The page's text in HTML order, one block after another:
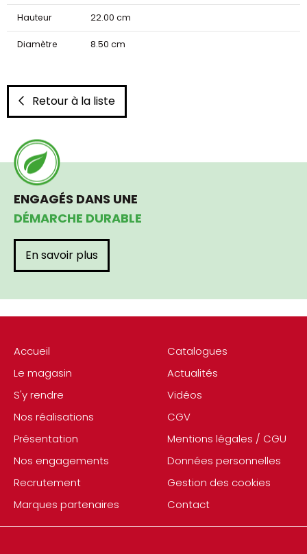
Hauteur 22.00 cm
Diamètre 8.50 cm
Retour à la liste
Accueil
Le magasin
S'y rendre
Nos réalisations
Présentation
Nos engagements
Recrutement
Marques partenaires
Catalogues
Actualités
Vidéos
CGV
Mentions légales / CGU
Données personnelles
Gestion des cookies
Contact
ENGAGÉS DANS UNE
DÉMARCHE DURABLE
En savoir plus